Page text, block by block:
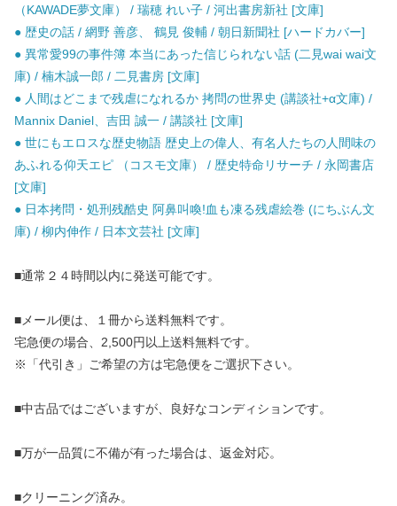
（KAWADE夢文庫） / 瑞穂 れい子 / 河出書房新社 [文庫]
● 歴史の話 / 網野 善彦、 鶴見 俊輔 / 朝日新聞社 [ハードカバー]
● 異常愛99の事件簿 本当にあった信じられない話 (二見wai wai文
庫) / 楠木誠一郎 / 二見書房 [文庫]
● 人間はどこまで残虐になれるか 拷問の世界史 (講談社+α文庫) /
Mannix Daniel、吉田 誠一 / 講談社 [文庫]
● 世にもエロスな歴史物語 歴史上の偉人、有名人たちの人間味の
あふれる仰天エピ （コスモ文庫） / 歴史特命リサーチ / 永岡書店
[文庫]
● 日本拷問・処刑残酷史 阿鼻叫喚!血も凍る残虐絵巻 (にちぶん文
庫) / 柳内伸作 / 日本文芸社 [文庫]
■通常２４時間以内に発送可能です。
■メール便は、１冊から送料無料です。
宅急便の場合、2,500円以上送料無料です。
※「代引き」ご希望の方は宅急便をご選択下さい。
■中古品ではございますが、良好なコンディションです。
■万が一品質に不備が有った場合は、返金対応。
■クリーニング済み。